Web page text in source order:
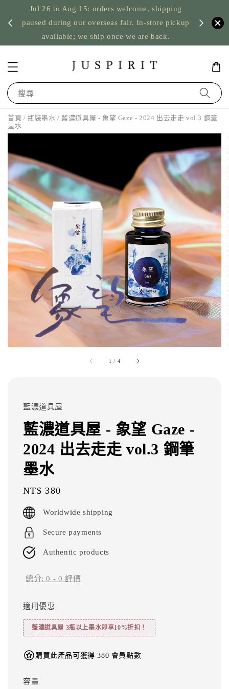
Jul 26 to Aug 15: orders welcome, shipping
paused during our overseas fair. In-store pickup
available; we ship once we are back.
US
搜尋
首頁 /瓶裝墨水 / 藍濃道具屋 - 象望 Gaze - 2024 出去走走 vol.3 鋼筆
墨水
1 / 4
藍濃道具屋
藍濃道具屋 - 象望 Gaze -
2024 出去走走 vol.3 鋼筆
墨水
Regular
price
NT$ 380
Worldwide shipping
Secure payments
Authentic products
總分:0 - 0 評價
適用優惠
藍濃道具屋 3瓶以上墨水即享10%折扣！
購買此產品可獲得 380 會員點數
容量